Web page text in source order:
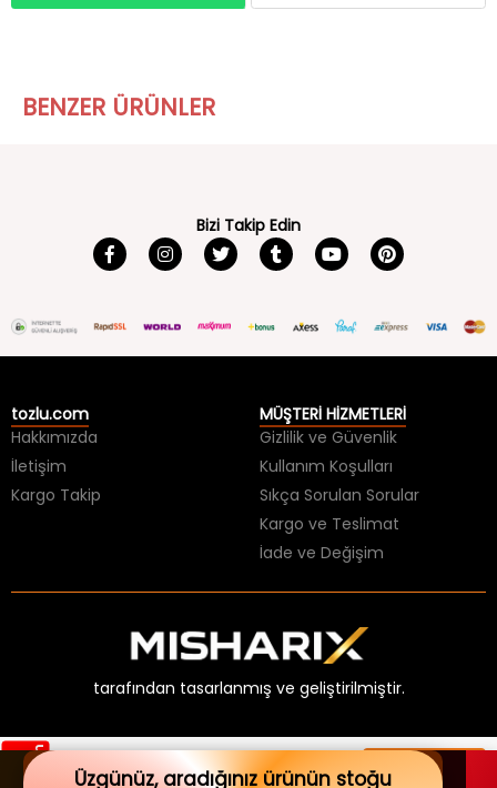
%
3
3
İ
n
d
i
r
im 59,99 TL Sepete Ekle
BENZER ÜRÜNLER
Bizi Takip Edin
tozlu.com
Hakkımızda
İletişim
Kargo Takip
MÜŞTERİ HİZMETLERİ
Gizlilik ve Güvenlik
Kullanım Koşulları
Sıkça Sorulan Sorular
Kargo ve Teslimat
İade ve Değişim
tarafından tasarlanmış ve geliştirilmiştir.
PEŞİN FİYATINA 3 TAKSİTİN BİTMESİNE!
Üzgünüz, aradığınız ürünün stoğu